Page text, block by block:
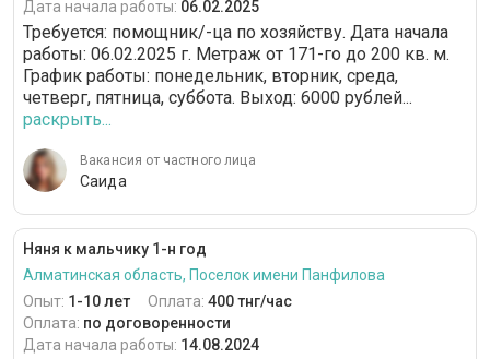
Дата начала работы: 06.02.2025
Требуется: помощник/-ца по хозяйству. Дата начала
работы: 06.02.2025 г. Метраж от 171-го до 200 кв. м.
График работы: понедельник, вторник, среда,
четверг, пятница, суббота. Выход: 6000 рублей...
раскрыть...
Вакансия от частного лица
Саида
Няня к мальчику 1-н год
Алматинская область, Поселок имени Панфилова
Опыт: 1-10 лет Оплата: 400 тнг/час
Оплата: по договоренности
Дата начала работы: 14.08.2024